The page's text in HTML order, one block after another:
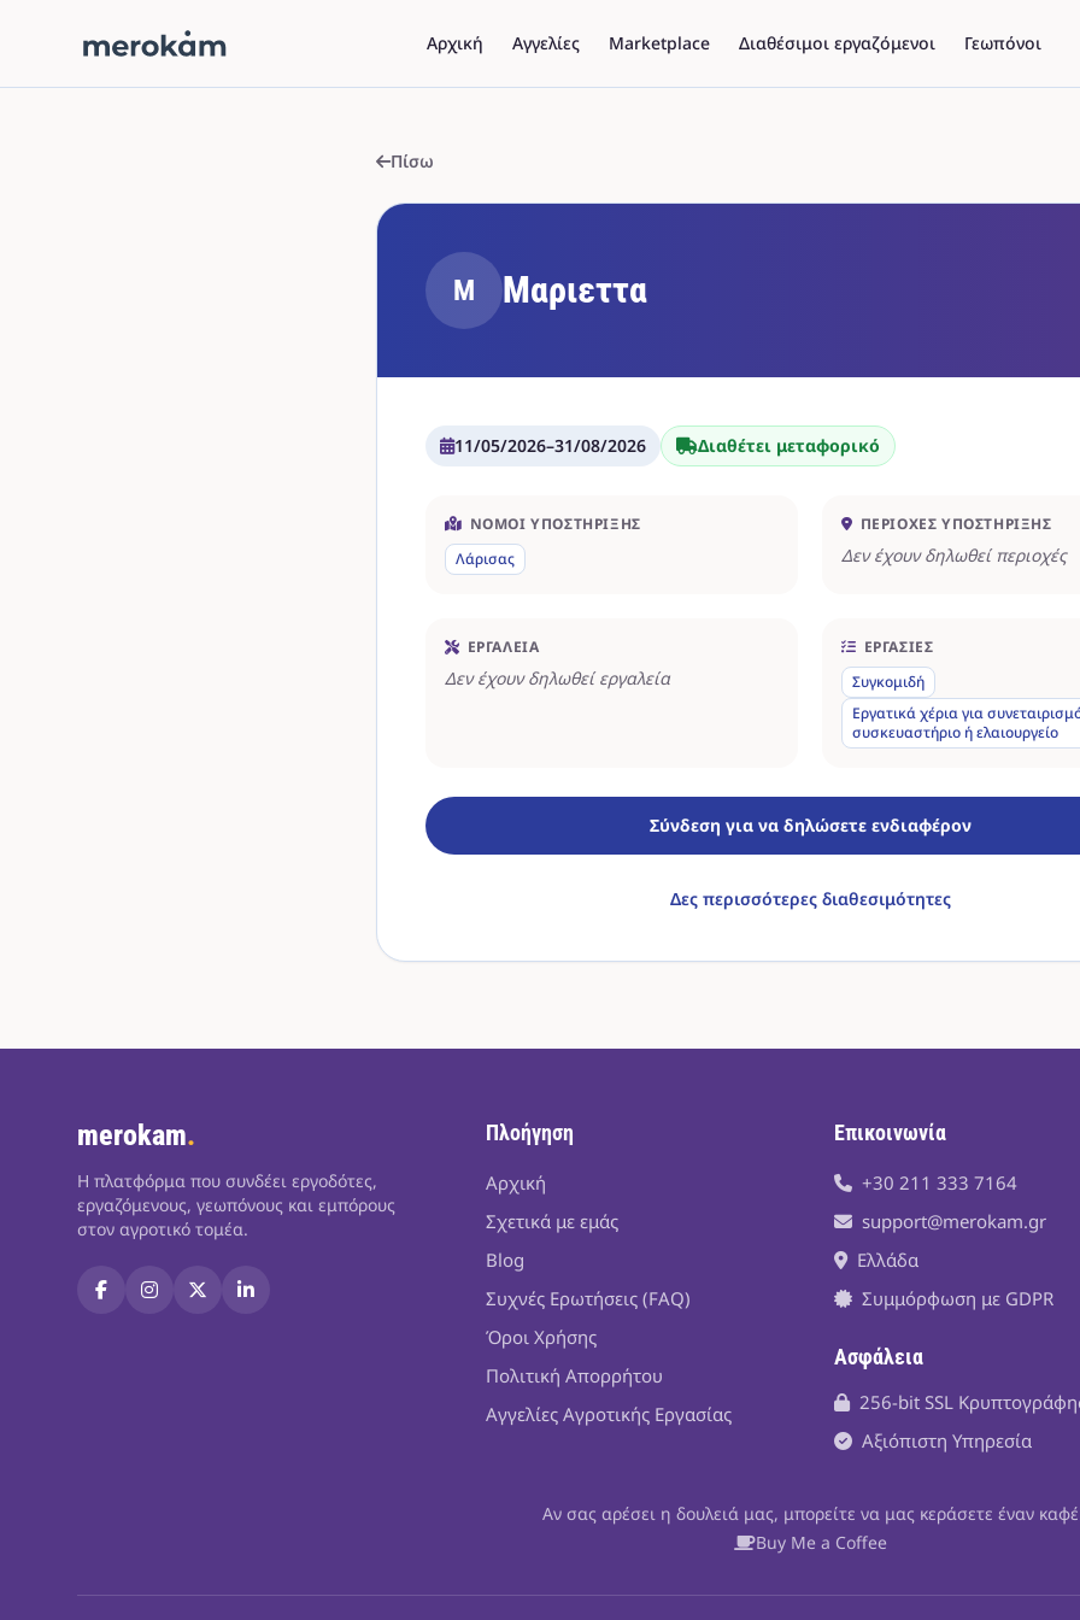
Αρχική Αγγελίες Marketplace Διαθέσιμοι εργαζόμενοι Γεωπόνοι
Πίσω
Μ Μαριεττα
11/05/2026–31/08/2026 Διαθέτει μεταφορικό
ΝΟΜΟΊ ΥΠΟΣΤΉΡΙΞΗΣ
Λάρισας
ΠΕΡΙΟΧΈΣ ΥΠΟΣΤΉΡΙΞΗΣ
Δεν έχουν δηλωθεί περιοχές
ΕΡΓΑΛΕΊΑ
Δεν έχουν δηλωθεί εργαλεία
ΕΡΓΑΣΊΕΣ
Συγκομιδή
Εργατικά χέρια για
συσκευαστήριο ή ελαιουργείο
Σύνδεση για να δηλώσετε ενδιαφέρον
Δες περισσότερες διαθεσιμότητες
merokam.
Η πλατφόρμα που συνδέει εργοδότες,
εργαζόμενους, γεωπόνους και εμπόρους
στον αγροτικό τομέα.
Πλοήγηση
Αρχική
Σχετικά με εμάς
Blog
Συχνές Ερωτήσεις (FAQ)
Όροι Χρήσης
Πολιτική Απορρήτου
Αγγελίες Αγροτικής Εργασίας
Επικοινωνία
+30 211 333 7164
support@merokam.gr
Ελλάδα
Συμμόρφωση με GDPR
Ασφάλεια
256-bit SSL
Αξιόπιστη Υπηρεσία
Αν σας αρέσει η δουλειά μας, μπορείτε να μας κεράσετε έναν καφέ
Buy Me a Coffee